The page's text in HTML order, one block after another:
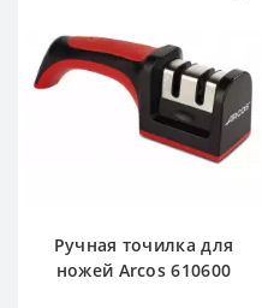
Ручная точилка для
ножей Arcos 610600